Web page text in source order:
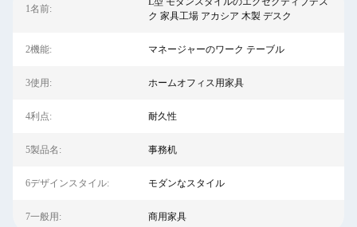
1名前:
ク 家具工場 アカシア 木製 デスク
2機能: マネージャーのワーク テーブル
3使用: ホームオフィス用家具
4利点: 耐久性
5製品名: 事務机
6デザインスタイル: モダンなスタイル
7一般用: 商用家具